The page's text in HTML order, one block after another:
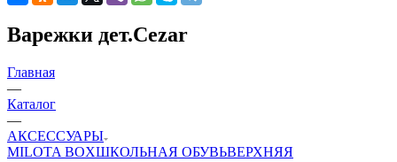
Варежки дет.Cezar
Главная
—
Каталог
—
АКСЕССУАРЫ
MILOTA BOXШКОЛЬНАЯ ОБУВЬВЕРХНЯЯ